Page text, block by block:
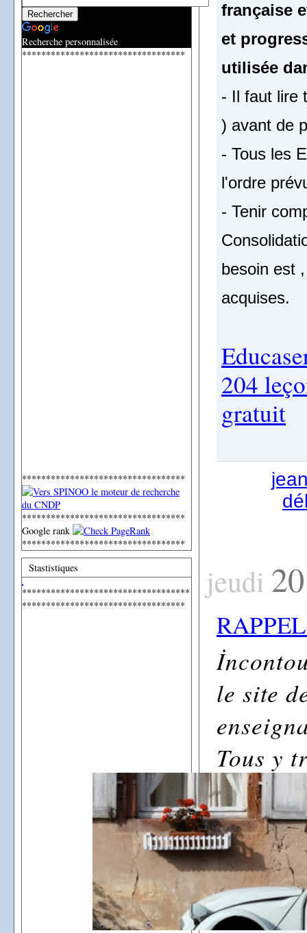
Recherche personnalisée
**********************************
**********************************
**********************************
Google rank
**********************************
Stastistiques
***********************************
**********************************
française
et
utilisée
- Il faut lire
) avant de
- Tous les
l'ordre
- Tenir
besoin est
acquises.
204
gratuit
jeudi 20
le site
Tous y